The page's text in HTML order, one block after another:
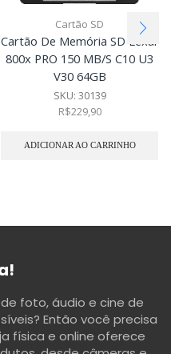
Cartão SD
Cartão De Memória SD Lexar
800x PRO 150 MB/S C10 U3
V30 64GB
SKU: 30139
R$229,90
ADICIONAR AO CARRINHO
foto, áudio e cine de
Então você precisa
física e online oferece